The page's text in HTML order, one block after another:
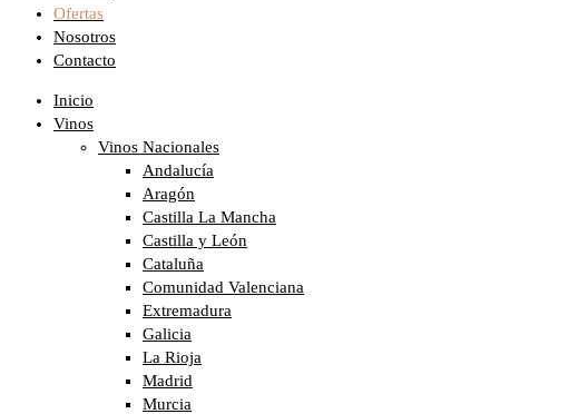
Ofertas
Nosotros
Contacto
Inicio
Vinos
Vinos Nacionales
Andalucía
Aragón
Castilla La Mancha
Castilla y León
Cataluña
Comunidad Valenciana
Extremadura
Galicia
La Rioja
Madrid
Murcia